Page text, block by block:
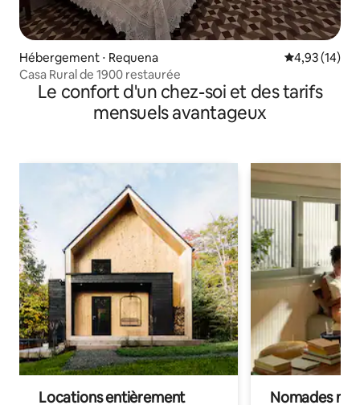
Hébergement ⋅ Requena Évaluation
4,93 (14)
Casa Rural de 1900 restaurée
Le confort d'un chez-soi et des tarifs
mensuels avantageux
Locations entièrement Nomades